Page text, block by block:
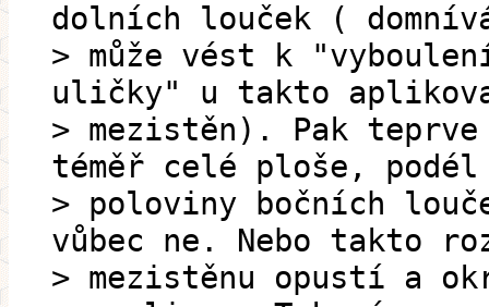
dolních louček (
> může vést k
uličky" u takto
> mezistěn). Pak
téměř celé ploše,
> poloviny bočních
vůbec ne. Nebo takto
> mezistěnu opustí a